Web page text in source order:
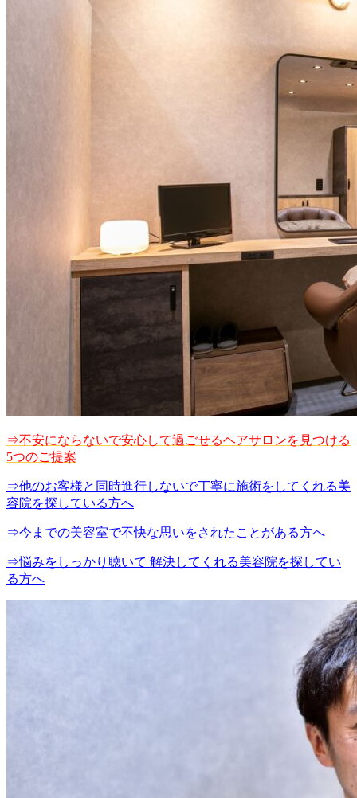
⇒不安にならないで安心して過ごせるヘアサロンを見つける
5つのご提案
⇒他のお客様と同時進行しないで丁寧に施術をしてくれる美
容院を探している方へ
⇒今までの美容室で不快な思いをされたことがある方へ
⇒悩みをしっかり聴いて 解決してくれる美容院を探してい
る方へ